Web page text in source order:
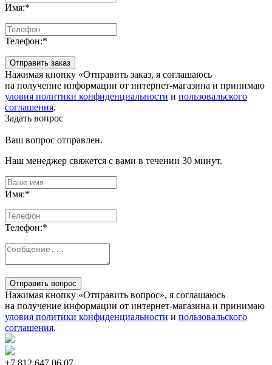
Имя:*
Телефон:*
Отправить заказ
Нажимая кнопку «Отправить заказ, я соглашаюсь
на получение информации от интернет-магазина и принимаю
уловия политики конфиденциальности и пользовальского
соглашения.
Задать вопрос
Ваш вопрос отправлен.
Наш менеджер свяжется с вами в течении 30 минут.
Имя:*
Телефон:*
Отправить вопрос
Нажимая кнопку «Отправить вопрос», я соглашаюсь
на получение информации от интернет-магазина и принимаю
уловия политики конфиденциальности и пользовальского
соглашения.